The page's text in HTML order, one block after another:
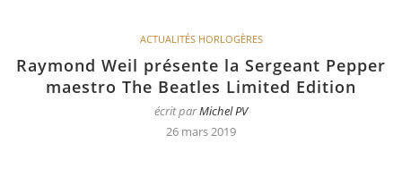
ACTUALITÉS HORLOGÈRES
Raymond Weil présente la Sergeant Pepper
maestro The Beatles Limited Edition
écrit parMichel PV
26 mars 2019